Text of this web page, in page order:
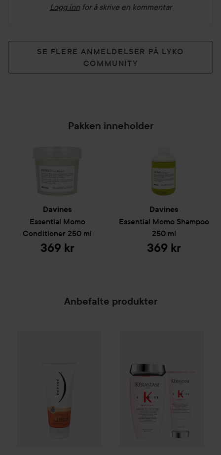
Logg inn for å skrive en kommentar
SE FLERE ANMELDELSER PÅ LYKO
COMMUNITY
Pakken inneholder
Davines
Essential Momo
Conditioner 250 ml
369 kr
Davines
Essential Momo Shampoo
250 ml
369 kr
Anbefalte produkter